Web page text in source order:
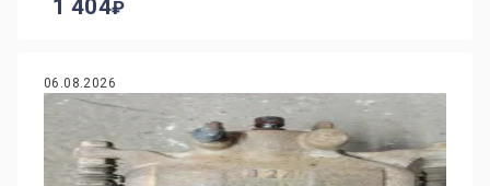
1 404
06.08.2026